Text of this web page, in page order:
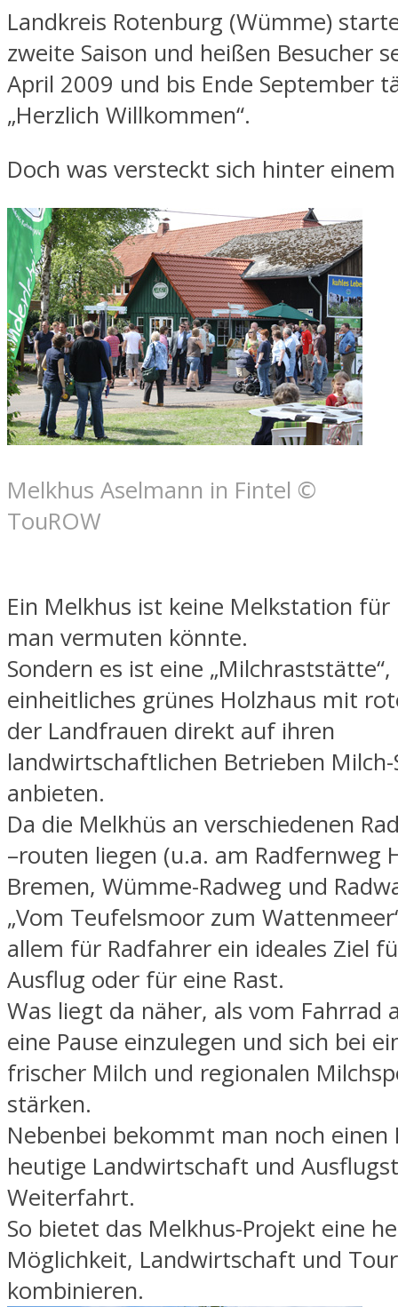
Landkreis Rotenburg (Wümme)
zweite Saison und heißen Besucher
April 2009 und bis Ende September
„Herzlich Willkommen“.
Doch was versteckt sich hinter
Melkhus Aselmann in Fintel ©
TouROW
Ein Melkhus ist keine Melkstation für
man vermuten könnte.
Sondern es ist eine „Milchraststätte“,
einheitliches grünes Holzhaus mit
der Landfrauen direkt auf ihren
landwirtschaftlichen Betrieben
anbieten.
Da die Melkhüs an verschiedenen
–routen liegen (u.a. am Radfernweg
Bremen, Wümme-Radweg und
„Vom Teufelsmoor zum
allem für Radfahrer ein ideales Ziel
Ausflug oder für eine Rast.
Was liegt da näher, als vom Fahrrad
eine Pause einzulegen und sich bei
frischer Milch und regionalen
stärken.
Nebenbei bekommt man noch einen
heutige Landwirtschaft und
Weiterfahrt.
So bietet das Melkhus-Projekt eine
Möglichkeit, Landwirtschaft und
kombinieren.